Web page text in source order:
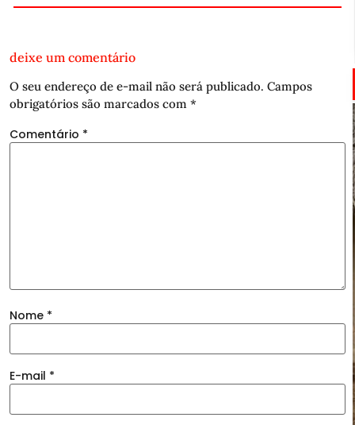
deixe um comentário
O seu endereço de e-mail não será publicado. Campos
obrigatórios são marcados com *
Comentário *
Nome *
E-mail *